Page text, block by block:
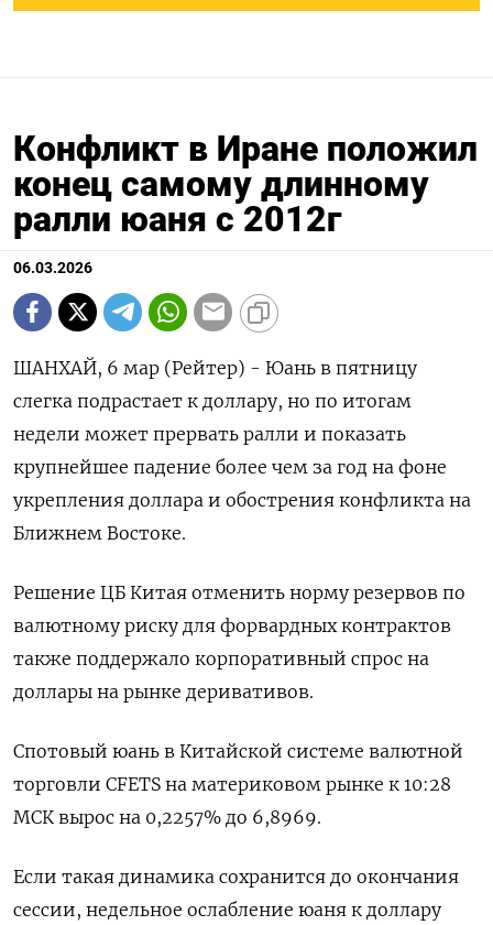
Конфликт в Иране положил
конец самому длинному
ралли юаня с 2012г
06.03.2026
ШАНХАЙ, 6 мар (Рейтер) - Юань в пятницу
слегка подрастает к доллару, но по итогам
недели может прервать ралли и показать
крупнейшее падение более чем за ‌год на фоне
укрепления доллара и обострения конфликта на
Ближнем Востоке.
Решение ЦБ Китая отменить норму резервов по
валютному риску для форвардных контрактов
также ​поддержало корпоративный спрос на
доллары ​на рынке деривативов.
Спотовый ​юань в ⁠Китайской системе валютной
торговли CFETS на материковом рынке ‌к 10:28
МСК вырос на ‌0,2257% до 6,8969.
Если такая динамика сохранится до окончания
сессии, недельное ослабление юаня к ​доллару